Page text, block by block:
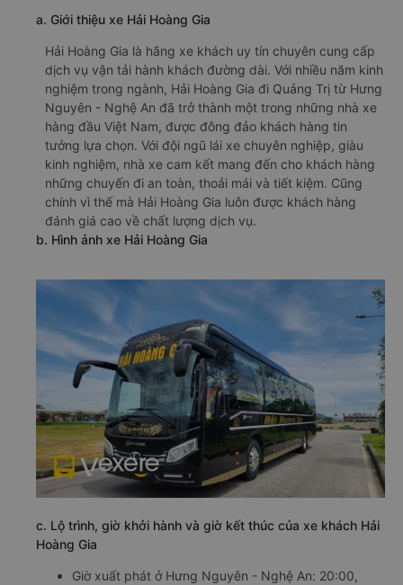
a. Giới thiệu xe Hải Hoàng Gia
Hải Hoàng Gia là hãng xe khách uy tín chuyên cung cấp
dịch vụ vận tải hành khách đường dài. Với nhiều năm kinh
nghiệm trong ngành, Hải Hoàng Gia đi Quảng Trị từ Hưng
Nguyên - Nghệ An đã trở thành một trong những nhà xe
hàng đầu Việt Nam, được đông đảo khách hàng tin
tưởng lựa chọn. Với đội ngũ lái xe chuyên nghiệp, giàu
kinh nghiệm, nhà xe cam kết mang đến cho khách hàng
những chuyến đi an toàn, thoải mái và tiết kiệm. Cũng
chính vì thế mà Hải Hoàng Gia luôn được khách hàng
đánh giá cao về chất lượng dịch vụ.
b. Hình ảnh xe Hải Hoàng Gia
c. Lộ trình, giờ khởi hành và giờ kết thúc của xe khách Hải
Hoàng Gia
Giờ xuất phát ở Hưng Nguyên - Nghệ An: 20:00,